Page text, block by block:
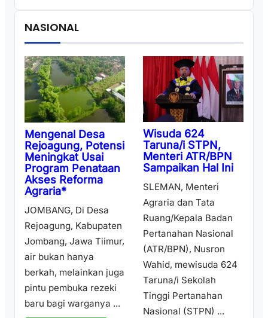
NASIONAL
Mengenal Desa
Rejoagung, Potensi
Meningkat Usai
Program Penataan
Akses Reforma
Agraria*
JOMBANG, Di Desa
Rejoagung, Kabupaten
Jombang, Jawa Tiimur,
air bukan hanya
berkah, melainkan juga
pintu pembuka rezeki
baru bagi warganya ...
Wisuda 624
Taruna/i STPN,
Menteri ATR/BPN
Sampaikan Hal Ini
SLEMAN, Menteri
Agraria dan Tata
Ruang/Kepala Badan
Pertanahan Nasional
(ATR/BPN), Nusron
Wahid, mewisuda 624
Taruna/i Sekolah
Tinggi Pertanahan
Nasional (STPN) ...